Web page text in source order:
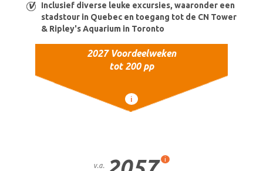
Inclusief diverse leuke excursies, waaronder een
stadstour in Quebec en toegang tot de CN Tower
& Ripley's Aquarium in Toronto
2027 Voordeelweken
tot 200 pp
i
v.a.
i